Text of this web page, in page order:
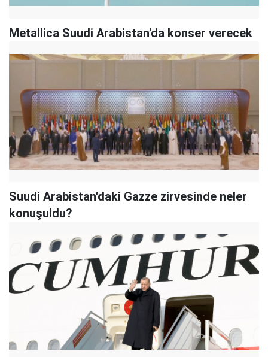
Metallica Suudi Arabistan'da konser verecek
Suudi Arabistan'daki Gazze zirvesinde neler
konuşuldu?